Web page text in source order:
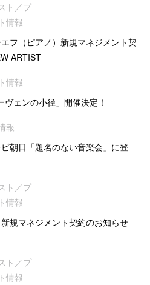
ト／プ
情報
フ（ピアノ）新規マネジメント契
ARTIST
情報
ヴェンの小径」開催決定！
報
朝日「題名のない音楽会」に登
ト／プ
情報
規マネジメント契約のお知らせ
ト／プ
情報